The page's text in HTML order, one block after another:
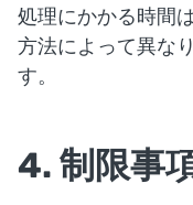
処理にかかる時間
方法によって異な
す。
4. 制限事